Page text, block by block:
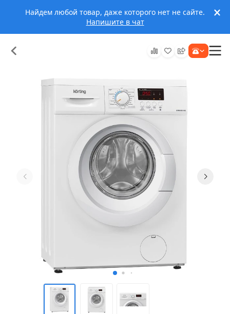
Найдем любой товар, даже которого нет не сайте.
Напишите в чат